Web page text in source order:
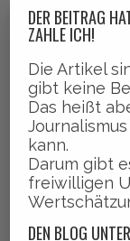
Uli:„Die
über die
Touristen
und ihre
Nur wenn
DER BEITRAG
ZAHLE ICH!
Die Artikel
gibt keine
Das heißt
kann.
Darum gibt
freiwilligen
DEN BLOG